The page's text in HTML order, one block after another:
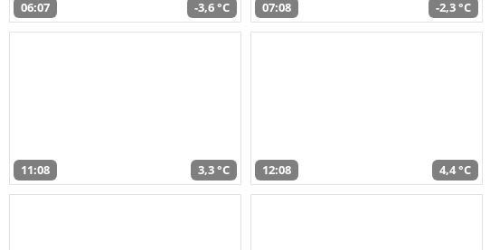
06:07 -3,6 °C 07:08 -2,3 °C
11:08 3,3 °C 12:08 4,4 °C